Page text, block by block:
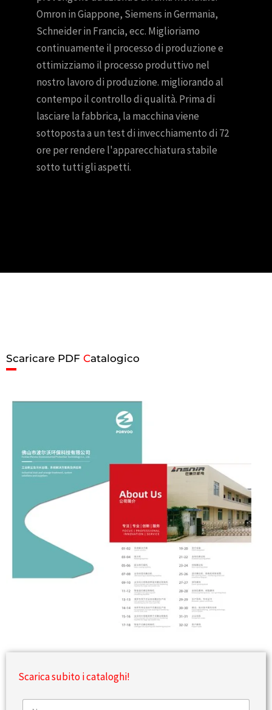
Omron in Giappone, Siemens in Germania,
Schneider in Francia, ecc. Miglioriamo
continuamente il processo di produzione e
ottimizziamo il processo produttivo nel
nostro lavoro di produzione. migliorando al
contempo il controllo di qualità. Prima di
lasciare la fabbrica, la macchina viene
sottoposta a un test di invecchiamento di 72
ore per rendere l'apparecchiatura stabile
sotto tutti gli aspetti.
Scaricare PDF Catalogico
Scarica subito i cataloghi!
N